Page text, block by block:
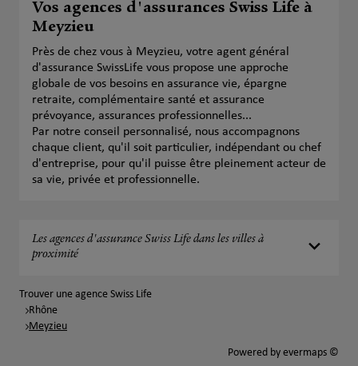
Vos agences d'assurances Swiss Life à
Meyzieu
Près de chez vous à Meyzieu, votre agent général
d'assurance SwissLife vous propose une approche
globale de vos besoins en assurance vie, épargne
retraite, complémentaire santé et assurance
prévoyance, assurances professionnelles...
Par notre conseil personnalisé, nous accompagnons
chaque client, qu'il soit particulier, indépendant ou chef
d'entreprise, pour qu'il puisse être pleinement acteur de
sa vie, privée et professionnelle.
Les agences d'assurance Swiss Life dans les villes à
proximité
Trouver une agence Swiss Life
Rhône
Meyzieu
Powered by evermaps ©